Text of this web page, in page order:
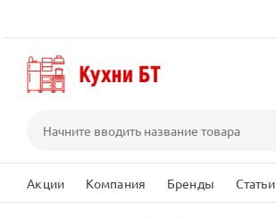
Акции Компания Бренды Статьи